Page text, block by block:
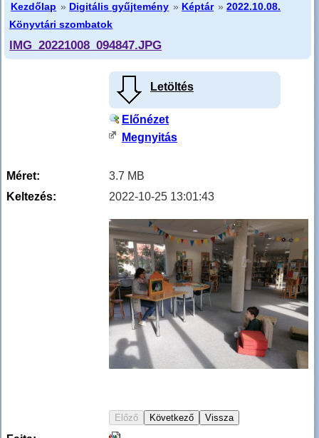
Kezdőlap » Digitális gyűjtemény » Képtár »2022.10.08.
Könyvtári szombatok
IMG_20221008_094847.JPG
Letöltés
Előnézet
Megnyitás
Méret:
3.7 MB
Keltezés:
2022-10-25 13:01:43